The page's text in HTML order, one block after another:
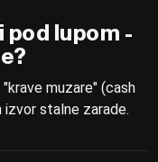
pod lupom -
muzare" (cash
izvor stalne zarade.